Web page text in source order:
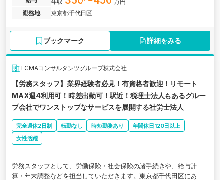
年収
万円
勤務地
東京都千代田区
ブックマーク 詳細をみる
TOMAコンサルタンツグループ株式会社
【労務スタッフ】業界経験者必見！有資格者歓迎！リモート
MAX週4利用可！時差出勤可！駅近！税理士法人もあるグルー
プ会社でワンストップなサービスを展開する社労士法人
完全週休2日制 転勤なし 時短勤務あり
年間休日120日以上
女性活躍
労務スタッフとして、労働保険・社会保険の諸手続きや、給与計
算・年末調整などを担当していただきます。東京都千代田区にあ